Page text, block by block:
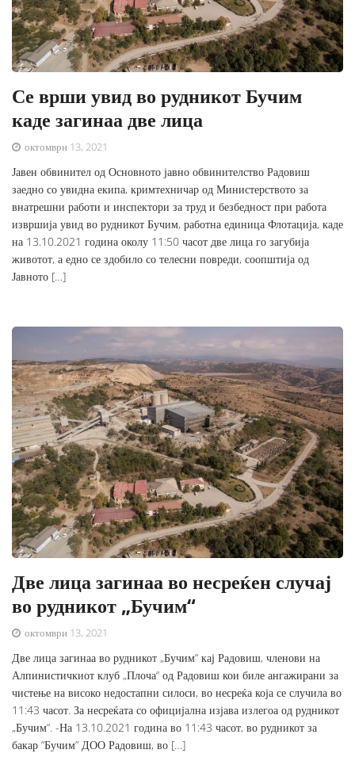
Се врши увид во рудникот Бучим
каде загинаа две лица
октомври 13, 2021
Јавен обвинител од Основното јавно обвинителство Радовиш
заедно со увидна екипа, кримтехничар од Министерството за
внатрешни работи и инспектори за труд и безбедност при работа
извршија увид во рудникот Бучим, работна единица Флотација, каде
на 13.10.2021 година околу 11:50 часот две лица го загубија
животот, а едно се здобило со телесни повреди, соопштија од
Јавното […]
Две лица загинаа во несреќен случај
во рудникот „Бучим“
октомври 13, 2021
Две лица загинаа во рудникот „Бучим“ кај Радовиш, членови на
Алпинистичкиот клуб „Плоча“ од Радовиш кои биле ангажирани за
чистење на високо недостапни силоси, во несреќа која се случила во
11:43 часот. За несреќата со официјална изјава излегоа од рудникот
„Бучим“. -На 13.10.2021 година во 11:43 часот, во рудникот за
бакар “Бучим” ДОО Радовиш, во […]